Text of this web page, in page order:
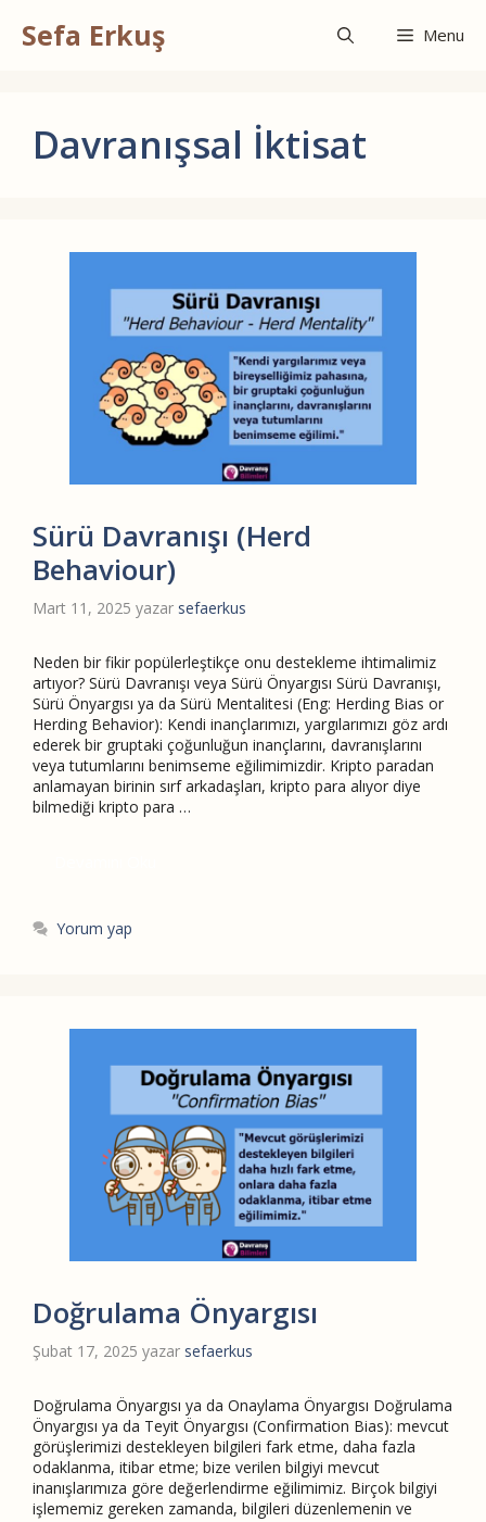
atlaSefa Erkuş Menu
Davranışsal İktisat
Sürü Davranışı (Herd
Behaviour)
Mart 11, 2025 yazar sefaerkus
Neden bir fikir popülerleştikçe onu destekleme ihtimalimiz
artıyor? Sürü Davranışı veya Sürü Önyargısı Sürü Davranışı,
Sürü Önyargısı ya da Sürü Mentalitesi (Eng: Herding Bias or
Herding Behavior): Kendi inançlarımızı, yargılarımızı göz ardı
ederek bir gruptaki çoğunluğun inançlarını, davranışlarını
veya tutumlarını benimseme eğilimimizdir. Kripto paradan
anlamayan birinin sırf arkadaşları, kripto para alıyor diye
bilmediği kripto para …
Yorum yap
Doğrulama Önyargısı
Şubat 17, 2025 yazar sefaerkus
Doğrulama Önyargısı ya da Onaylama Önyargısı Doğrulama
Önyargısı ya da Teyit Önyargısı (Confirmation Bias): mevcut
görüşlerimizi destekleyen bilgileri fark etme, daha fazla
odaklanma, itibar etme; bize verilen bilgiyi mevcut
inanışlarımıza göre değerlendirme eğilimimiz. Birçok bilgiyi
işlememiz gereken zamanda, bilgileri düzenlemenin ve